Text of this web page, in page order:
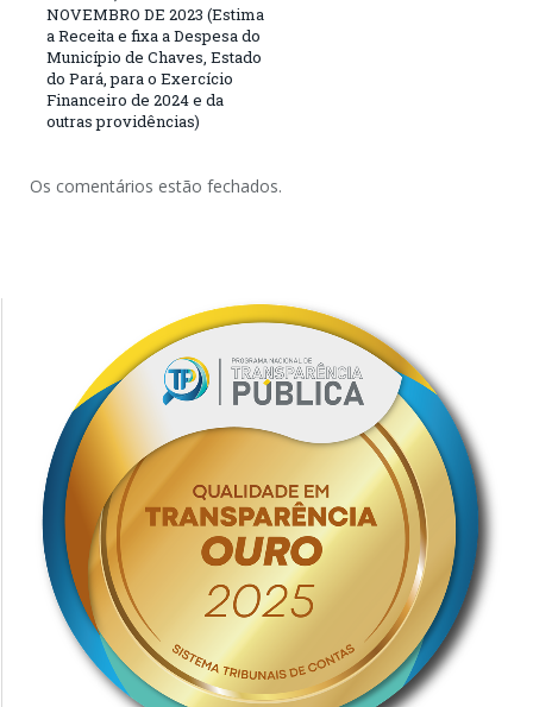
NOVEMBRO DE 2023 (Estima
a Receita e fixa a Despesa do
Município de Chaves, Estado
do Pará, para o Exercício
Financeiro de 2024 e da
outras providências)
Os comentários estão fechados.